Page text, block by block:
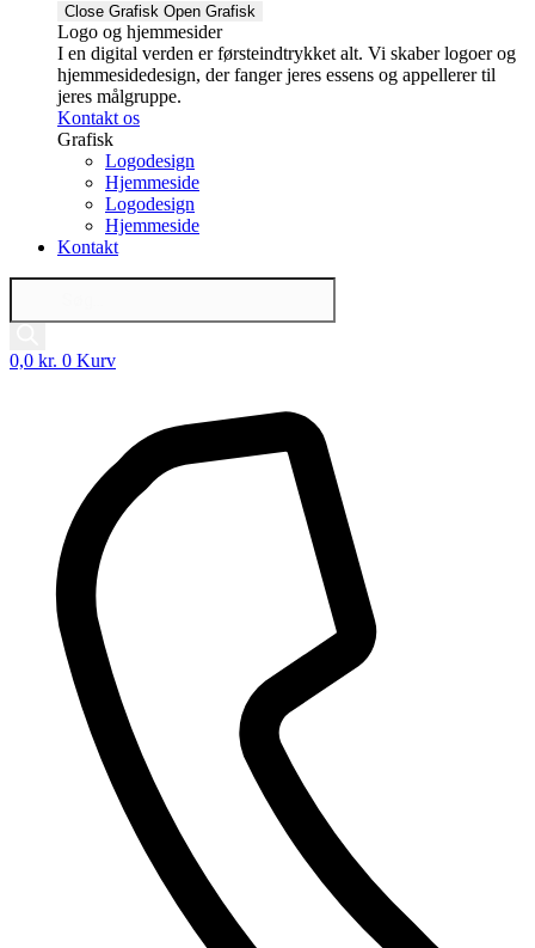
Close Grafisk Open Grafisk
Logo og hjemmesider
I en digital verden er førsteindtrykket alt. Vi skaber logoer og
hjemmesidedesign, der fanger jeres essens og appellerer til
jeres målgruppe.
Kontakt os
Grafisk
Logodesign
Hjemmeside
Logodesign
Hjemmeside
Kontakt
Products
0,0 kr. 0 Kurv